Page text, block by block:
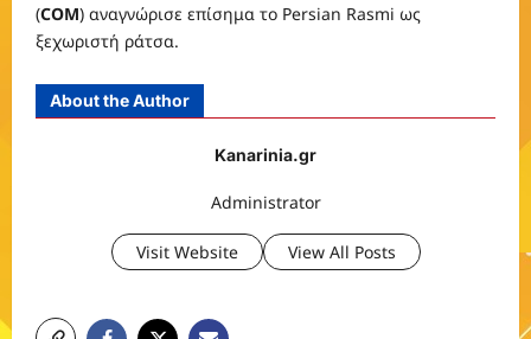
(COM) αναγνώρισε επίσημα το Persian Rasmi ως
ξεχωριστή ράτσα.
About the Author
Kanarinia.gr
Administrator
Visit Website View All Posts